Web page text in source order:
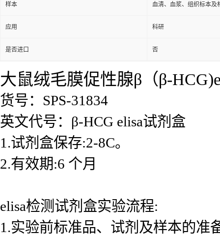
样本 血清、血浆、组织标本及
应用 科研
是否进口 否
大鼠绒毛膜促性腺β（β-
货号：SPS-31834
英文代号：β-HCG elisa试剂盒
1.试剂盒保存:2-8C。
2.有效期:6 个月
elisa检测试剂盒实验流程:
1.实验前标准品、试剂及样本的准